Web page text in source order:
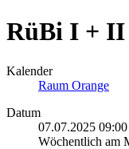
RüBi I + II
Kalender
Raum Orange
Datum
07.07.2025 09:00
Wöchentlich am